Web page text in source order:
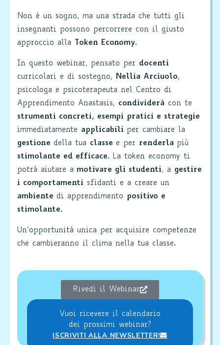
Non è un sogno, ma una strada che tutti gli
insegnanti possono percorrere con il giusto
approccio alla
Token Economy.
In questo webinar, pensato per docenti
curricolari e di sostegno,
Nellia Arciuolo,
psicologa e psicoterapeuta nel Centro di
Apprendimento Anastasis, condividerà con te
strumenti concreti, esempi pratici e strategie
immediatamente applicabili per cambiare la
gestione della tua classe e per renderla più
stimolante ed efficace. La token economy ti
potrà aiutare a motivare gli studenti, a gestire
i comportamenti sfidanti e a creare un
ambiente di apprendimento
positivo e
stimolante.
Un’opportunità unica per acquisire competenze
che cambieranno il clima nella tua classe.
Rivedi il Webinar
Vuoi ricevere il calendario
dei prossimi webinar?
ISCRIVITI ALLA NEWSLETTER!